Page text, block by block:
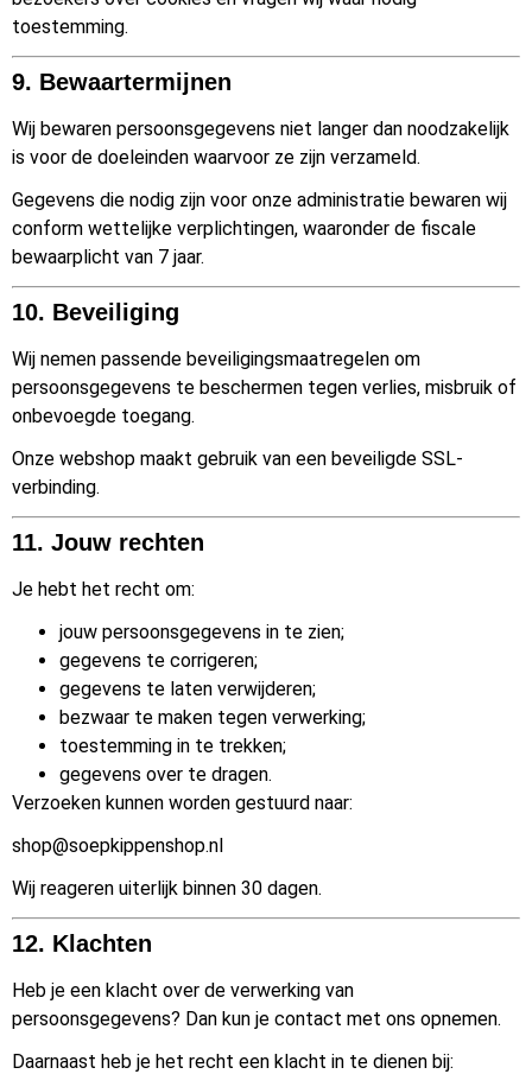
toestemming.
9. Bewaartermijnen
Wij bewaren persoonsgegevens niet langer dan noodzakelijk
is voor de doeleinden waarvoor ze zijn verzameld.
Gegevens die nodig zijn voor onze administratie bewaren wij
conform wettelijke verplichtingen, waaronder de fiscale
bewaarplicht van 7 jaar.
10. Beveiliging
Wij nemen passende beveiligingsmaatregelen om
persoonsgegevens te beschermen tegen verlies, misbruik of
onbevoegde toegang.
Onze webshop maakt gebruik van een beveiligde SSL-
verbinding.
11. Jouw rechten
Je hebt het recht om:
jouw persoonsgegevens in te zien;
gegevens te corrigeren;
gegevens te laten verwijderen;
bezwaar te maken tegen verwerking;
toestemming in te trekken;
gegevens over te dragen.
Verzoeken kunnen worden gestuurd naar:
shop@soepkippenshop.nl
Wij reageren uiterlijk binnen 30 dagen.
12. Klachten
Heb je een klacht over de verwerking van
persoonsgegevens? Dan kun je contact met ons opnemen.
Daarnaast heb je het recht een klacht in te dienen bij: